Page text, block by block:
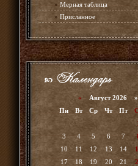
» Мерная таблица
» Присланное
« Август 2026 »
Пн
Вт Ср Чт Пт
3
4 5 6 7
10
11 12 13 14
17
18 19 20 21